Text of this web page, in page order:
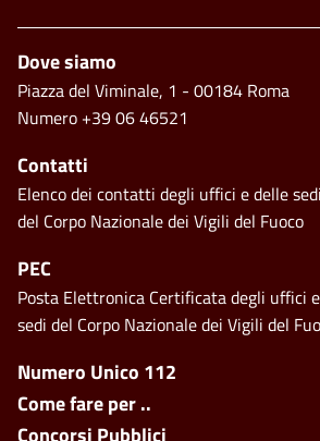
Footer side menu
Numero Unico 112
Come fare per ..
Concorsi Pubblici
Piè di pagina
Dove siamo
Piazza del Viminale, 1 - 00184 Roma
Numero +39 06 46521
Contatti
Elenco dei contatti degli uffici e delle sedi
del Corpo Nazionale dei Vigili del Fuoco
PEC
Posta Elettronica Certificata degli uffici
sedi del Corpo Nazionale dei Vigili del